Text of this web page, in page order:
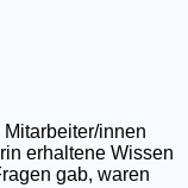
innen
erhaltene Wissen
gab, waren